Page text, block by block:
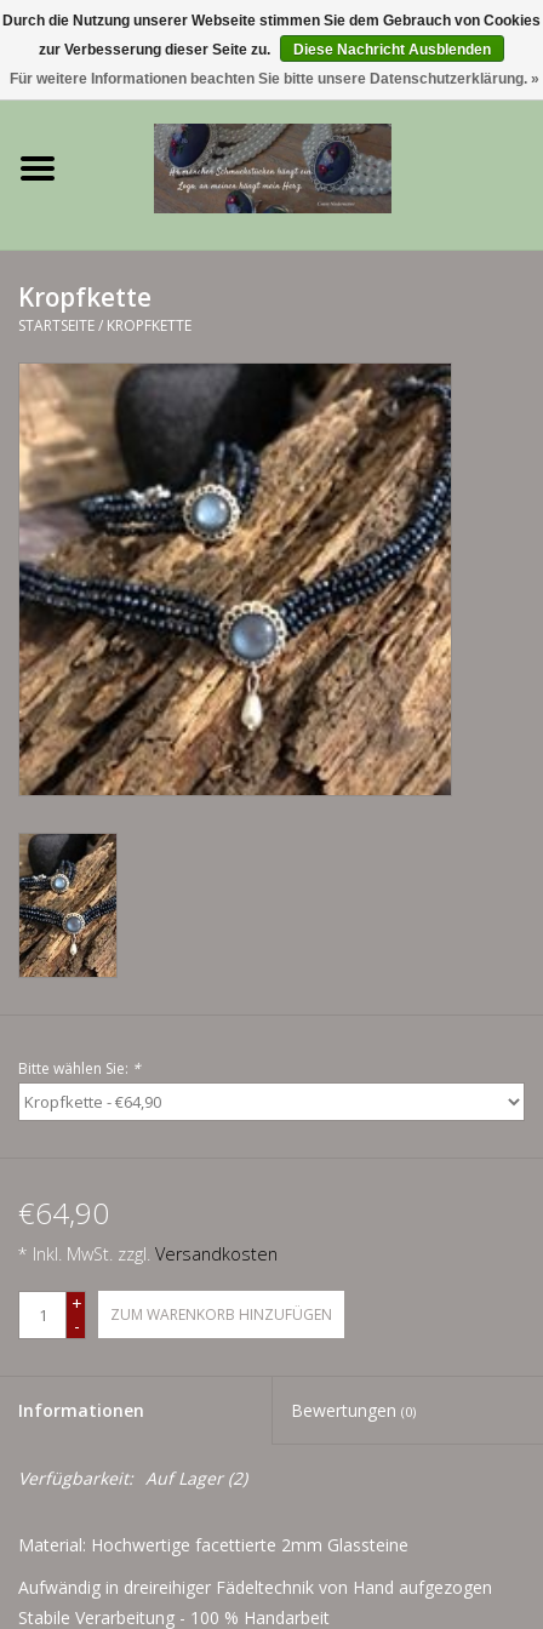
0 Artikel - €0,00
Trachtenschmuck & Ketten
exklusive Kropfketten
925 Silberschmuck
BERGliebe-Kollektion
Blütenkranzkollektion
I ❤️ bayerischer Wald Armband
Lieblingsmensch Kollektion
Ohrringe & Ohrstecker
Armbänder
Tücher
individuell gravierbarer
Schmuck
Accessoires
Men
Ledertasche Herzform
Kropfkette *designed by me*
Kropfkette
STARTSEITE/ KROPFKETTE
Bitte wählen Sie: *
€64,90
* Inkl. MwSt. zzgl. Versandkosten
+
-
ZUM WARENKORB HINZUFÜGEN
Informationen Bewertungen (0)
Verfügbarkeit: Auf Lager(2)
Material: Hochwertige facettierte 2mm Glassteine
Aufwändig in dreireihiger Fädeltechnik von Hand aufgezogen
Stabile Verarbeitung - 100 % Handarbeit
Durch die Nutzung unserer Webseite stimmen Sie dem Gebrauch von Cookies
zur Verbesserung dieser Seite zu.
Diese Nachricht Ausblenden
Für weitere Informationen beachten Sie bitte unsere Datenschutzerklärung. »